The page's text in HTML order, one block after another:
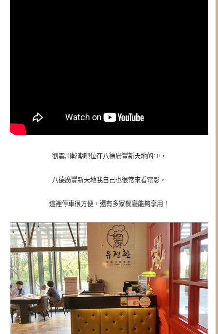
劉震川韓潮吧位在八德廣豐新天地的1F，
八德廣豐新天地我自己也很常來看電影，
這裡停車很方便，還有多家餐廳能夠享用！